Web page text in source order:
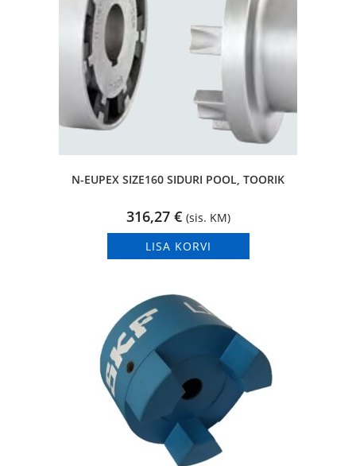
N-EUPEX SIZE160 SIDURI POOL, TOORIK
316,27 € (sis. KM)
LISA KORVI